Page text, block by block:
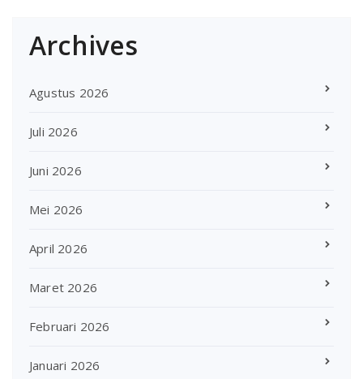
Archives
Agustus 2026
Juli 2026
Juni 2026
Mei 2026
April 2026
Maret 2026
Februari 2026
Januari 2026